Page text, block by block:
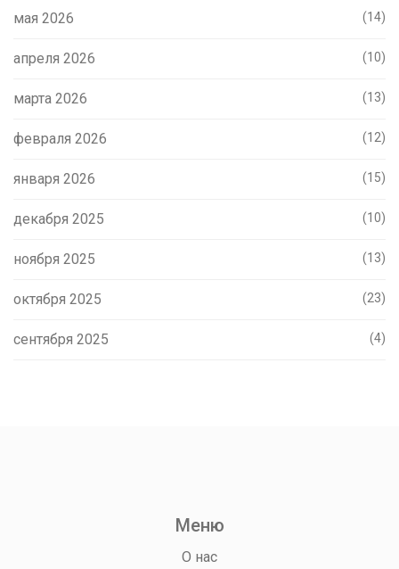
мая 2026 (14)
апреля 2026 (10)
марта 2026 (13)
февраля 2026 (12)
января 2026 (15)
декабря 2025 (10)
ноября 2025 (13)
октября 2025 (23)
сентября 2025 (4)
Меню
О нас